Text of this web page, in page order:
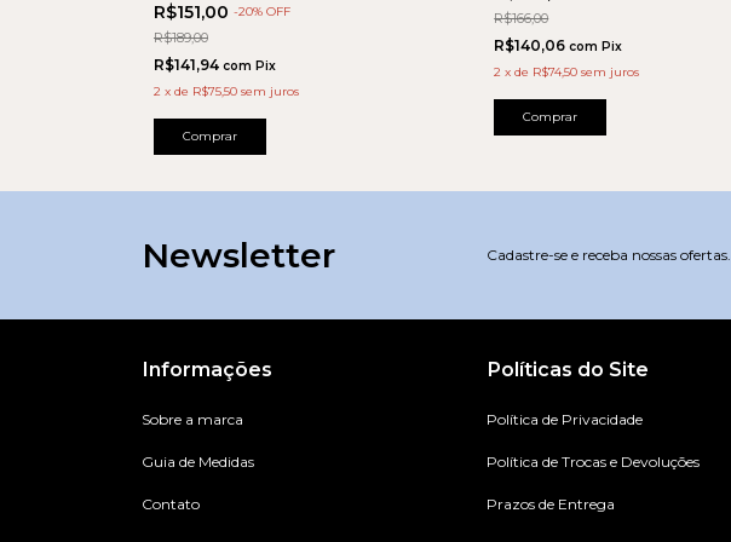
R$151,00 -20% OFF
R$189,00
R$141,94 com Pix
2 x de R$75,50 sem juros
Comprar
R$166,00
R$140,06com Pix
2 xde R$74,50 sem juros
Comprar
Newsletter Cadastre-se e receba nossas ofertas.
Informações
Sobre a marca
Guia de Medidas
Contato
Políticas do Site
Política de Privacidade
Política de Trocas e Devoluções
Prazos de Entrega